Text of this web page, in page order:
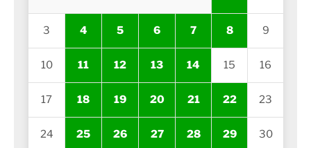
3 4 5 6 7 8 9
10 11 12 13 14 15 16
17 18 19 20 21 22 23
24 25 26 27 28 29 30